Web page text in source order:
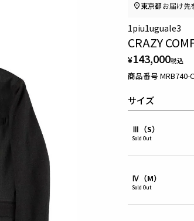
1piu1uguale3
CRAZY
¥143,000税込
商品番号 MRB740-
サイズ
Ⅲ（S）
Sold Out
Ⅳ（M）
Sold Out
東京都お届け先